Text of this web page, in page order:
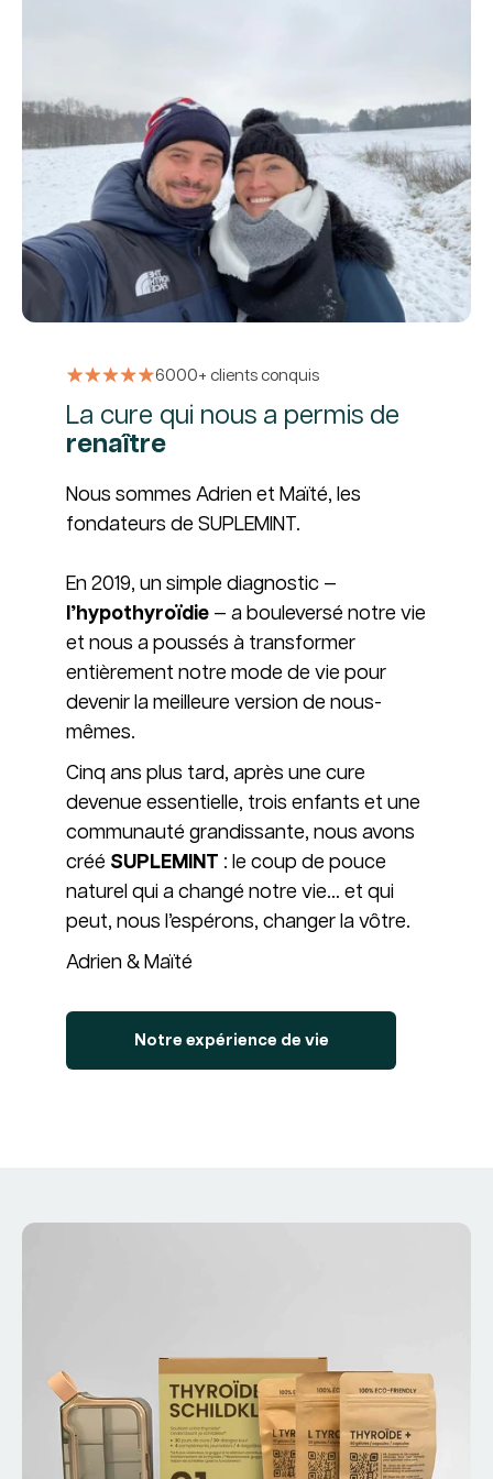
6000+ clients conquis
La cure qui nous a permis de
renaître
Nous sommes Adrien et Maïté, les
fondateurs de SUPLEMINT.
En 2019, un simple diagnostic —
l’hypothyroïdie — a bouleversé notre vie
et nous a poussés à transformer
entièrement notre mode de vie pour
devenir la meilleure version de nous-
mêmes.
Cinq ans plus tard, après une cure
devenue essentielle, trois enfants et une
communauté grandissante, nous avons
créé SUPLEMINT : le coup de pouce
naturel qui a changé notre vie… et qui
peut, nous l’espérons, changer la vôtre.
Adrien & Maïté
Notre expérience de vie